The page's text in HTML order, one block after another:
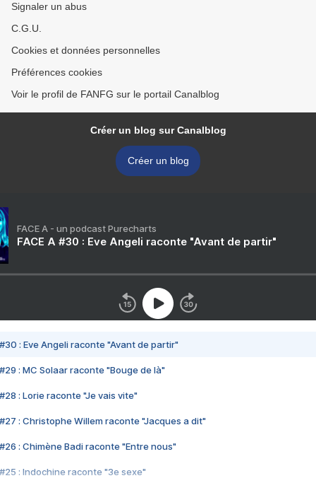
Signaler un abus
C.G.U.
Cookies et données personnelles
Préférences cookies
Voir le profil de FANFG sur le portail Canalblog
Créer un blog sur Canalblog
Créer un blog
FACE A - un podcast Purecharts
FACE A #30 : Eve Angeli raconte "Avant de partir"
#30 : Eve Angeli raconte "Avant de partir"
#29 : MC Solaar raconte "Bouge de là"
#28 : Lorie raconte "Je vais vite"
#27 : Christophe Willem raconte "Jacques a dit"
#26 : Chimène Badi raconte "Entre nous"
#25 : Indochine raconte "3e sexe"